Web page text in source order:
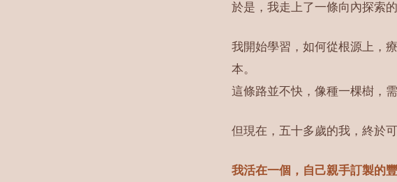
於是，我走上了一條向內探索的
我開始學習，如何從根源上，
本。
這條路並不快，像種一棵樹，
但現在，五十多歲的我，終於
我活在一個，自己親手訂製的豐